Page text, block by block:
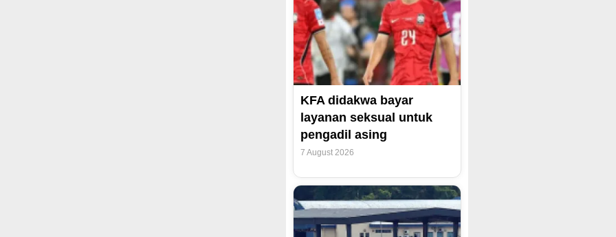
KFA didakwa bayar
layanan seksual untuk
pengadil asing
7 August 2026